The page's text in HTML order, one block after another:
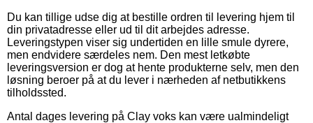
Du kan tillige udse dig at bestille ordren til levering hjem til
din privatadresse eller ud til dit arbejdes adresse.
Leveringstypen viser sig undertiden en lille smule dyrere,
men endvidere særdeles nem. Den mest letkøbte
leveringsversion er dog at hente produkterne selv, men den
løsning beroer på at du lever i nærheden af netbutikkens
tilholdssted.
Antal dages levering på Clay voks kan være ualmindeligt